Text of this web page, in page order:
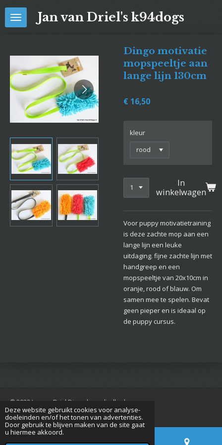
Deze website gebruikt cookies voor analyse-
doeleinden en/of het tonen van advertenties.
Door gebruik te blijven maken van de site gaat
u hiermee akkoord.
Ga
direct
Jan van Driel's k94dogs
Dingo motivatie
mopspeeltje aan
lange lijn 130cm
€ 16,50
kleur
In
winkelwagen
Voor puppy motivatietraining
is deze zachte mop aan een
lange lijn een leuke
uitdaging. fijne zachte lijn met
handgreep en een
mopspeeltje van 20x10cm in
oranje, rood of blauw. Om
samen mee te spelen. Bevat
geen pieper en is ideaal op
de puppy cursus.
© 2022 Jan van Driel Dierenbenodigdheden
Powered byJouwWeb